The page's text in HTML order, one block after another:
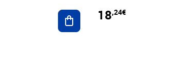
Ajouter au panier
18,24€